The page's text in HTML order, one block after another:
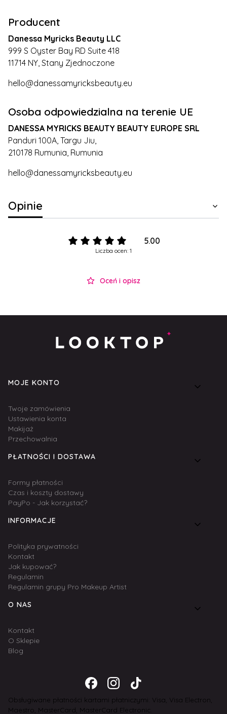
Producent
Danessa Myricks Beauty LLC
999 S Oyster Bay RD Suite 418
11714 NY, Stany Zjednoczone
hello@danessamyricksbeauty.eu
Osoba odpowiedzialna na terenie UE
DANESSA MYRICKS BEAUTY BEAUTY EUROPE SRL
Panduri 100A, Targu Jiu,
210178 Rumunia, Rumunia
hello@danessamyricksbeauty.eu
Opinie
5.00
Liczba ocen: 1
Oceń i opisz
Linki w stopce
MOJE KONTO
Twoje zamówienia
Ustawienia konta
Makijaż
Przechowalnia
PŁATNOŚCI I DOSTAWA
Formy płatności
Czas i koszty dostawy
PayPo - Jak korzystać?
INFORMACJE
Polityka prywatności
Kontakt
Jak kupować?
Regulamin
Regulamin grupy Pro Makeup Artist
O NAS
Kontakt
O Sklepie
Blog
Obsługiwane płatności kartami płatniczymi: Visa, Visa Electron,
Maestro, MasterCard, MasterCard Electronic.